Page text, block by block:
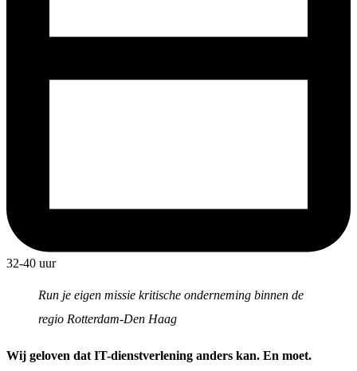
32-40 uur
Run je eigen missie kritische onderneming binnen de
regio Rotterdam-Den Haag
Wij geloven dat IT-dienstverlening anders kan. En moet.